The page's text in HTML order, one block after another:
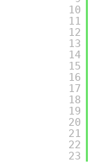
10
11
12
13
14
15
16
17
18
19
20
21
22
23